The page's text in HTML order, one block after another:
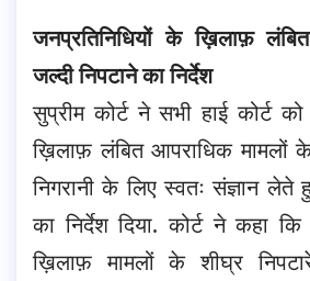
जनप्रतिनिधियों के ख़िलाफ़
जल्दी निपटाने का निर्देश
सुप्रीम कोर्ट ने सभी हाई कोर्ट
ख़िलाफ़ लंबित आपराधिक मामलों
निगरानी के लिए स्वतः संज्ञान लेते
का निर्देश दिया. कोर्ट ने कहा
ख़िलाफ़ मामलों के शीघ्र